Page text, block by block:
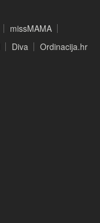
missMAMA
Diva Ordinacija.hr